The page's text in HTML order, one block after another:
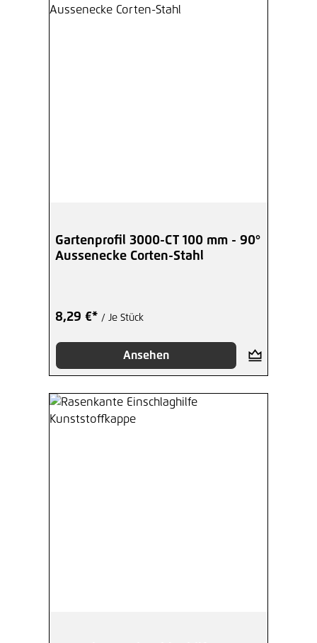
Gartenprofil 3000-CT 100 mm - 90°
Aussenecke Corten-Stahl
8,29 €* / Je Stück
Ansehen